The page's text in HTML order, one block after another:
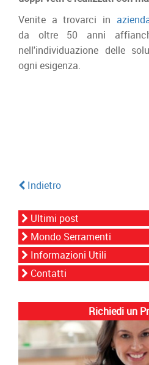
Venite a trovarci in
da oltre 50 anni
nell'individuazione delle
ogni esigenza.
Indietro
Ultimi post
Mondo Serramenti
Informazioni Utili
Contatti
Richiedi un